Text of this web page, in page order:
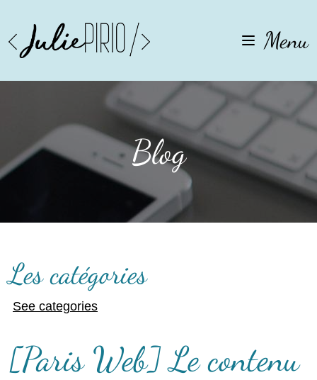
Menu
Blog
Les catégories
See categories
[Paris Web] Le contenu